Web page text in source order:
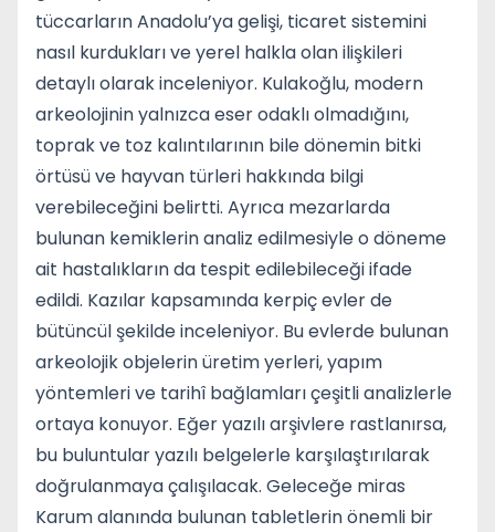
tüccarların Anadolu’ya gelişi, ticaret sistemini
nasıl kurdukları ve yerel halkla olan ilişkileri
detaylı olarak inceleniyor. Kulakoğlu, modern
arkeolojinin yalnızca eser odaklı olmadığını,
toprak ve toz kalıntılarının bile dönemin bitki
örtüsü ve hayvan türleri hakkında bilgi
verebileceğini belirtti. Ayrıca mezarlarda
bulunan kemiklerin analiz edilmesiyle o döneme
ait hastalıkların da tespit edilebileceği ifade
edildi. Kazılar kapsamında kerpiç evler de
bütüncül şekilde inceleniyor. Bu evlerde bulunan
arkeolojik objelerin üretim yerleri, yapım
yöntemleri ve tarihî bağlamları çeşitli analizlerle
ortaya konuyor. Eğer yazılı arşivlere rastlanırsa,
bu buluntular yazılı belgelerle karşılaştırılarak
doğrulanmaya çalışılacak. Geleceğe miras
Karum alanında bulunan tabletlerin önemli bir